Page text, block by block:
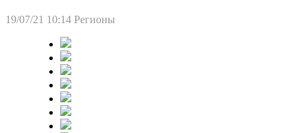
19/07/21 10:14 Регионы